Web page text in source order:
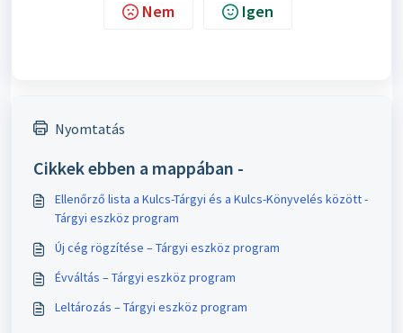
Nem Igen
Nyomtatás
Cikkek ebben a mappában -
Ellenőrző lista a Kulcs-Tárgyi és a Kulcs-Könyvelés között -
Tárgyi eszköz program
Új cég rögzítése – Tárgyi eszköz program
Évváltás – Tárgyi eszköz program
Leltározás – Tárgyi eszköz program